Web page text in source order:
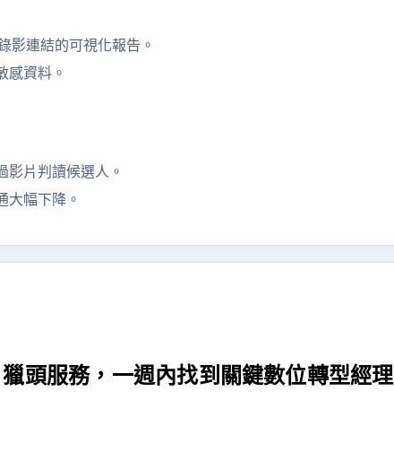
影連結的可視化報告。
感資料。
影片判讀候選人。
大幅下降。
頭服務，一週內找到關鍵數位轉型經理